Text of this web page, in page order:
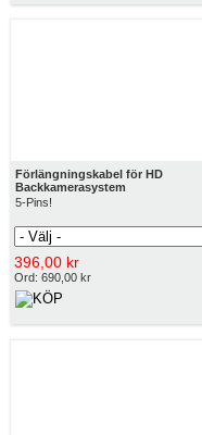
Förlängningskabel för HD
Backkamerasystem
5-Pins!
396,00 kr
Ord: 690,00 kr